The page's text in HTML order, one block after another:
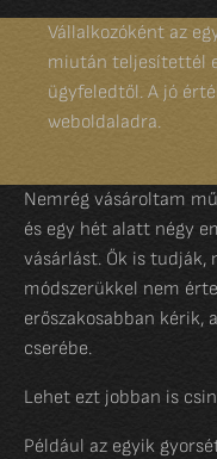
Vállalkozóként az
miután teljesítettél
ügyfeledtől. A jó
weboldaladra.
Nemrég vásároltam
és egy hét alatt négy
vásárlást. Ők is tudják,
módszerükkel nem
erőszakosabban kérik,
cserébe.
Lehet ezt jobban is
Például az egyik